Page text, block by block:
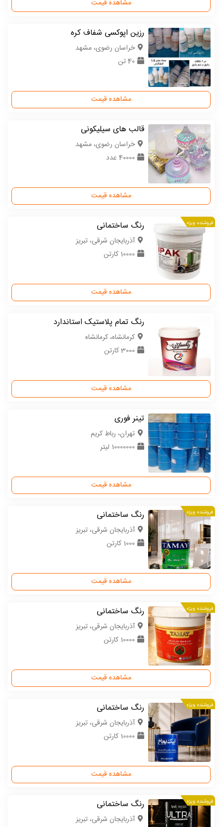
مشاهده قیمت
رزین اپوکسی شفاف کره
خراسان رضوی، مشهد
40 تن
مشاهده قیمت
قالب های سیلیکونی
خراسان رضوی، مشهد
40000 عدد
مشاهده قیمت
فروشنده ویژه رنگ ساختمانی
آذربایجان شرقی، تبریز
10000 کارتن
مشاهده قیمت
رنگ تمام پلاستیک استاندارد
كرمانشاه، کرمانشاه
3000 کارتن
مشاهده قیمت
تینر فوری
تهران، رباط کریم
10000000 لیتر
مشاهده قیمت
فروشنده ویژه رنگ‌ ساختمانی
آذربایجان شرقی، تبریز
1000 کارتن
مشاهده قیمت
فروشنده ویژه رنگ ساختمانی
آذربایجان شرقی، تبریز
10000 کارتن
مشاهده قیمت
فروشنده ویژه رنگ ساختمانی
آذربایجان شرقی، تبریز
10000 کارتن
مشاهده قیمت
فروشنده ویژه رنگ ساختمانی
آذربایجان شرقی، تبریز